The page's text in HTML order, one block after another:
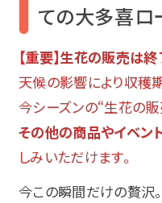
ての大多喜ロ
【重要】生花の販売は
天候の影響により収穫
今シーズンの“生花の販
その他の商品やイベン
しみいただけます。
今この瞬間だけの贅沢。